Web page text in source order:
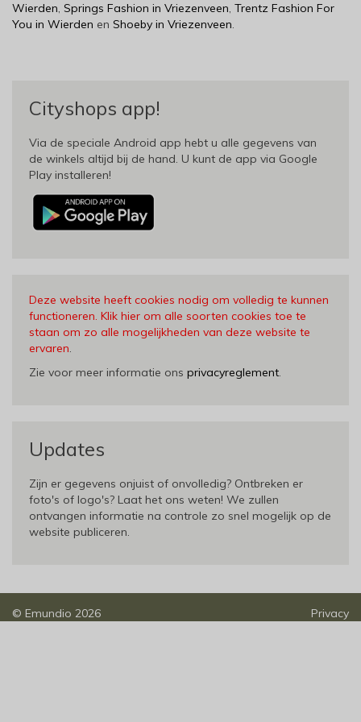
Wierden, Springs Fashion in Vriezenveen, Trentz Fashion For
You in Wierden en Shoeby in Vriezenveen.
Cityshops app!
Via de speciale Android app hebt u alle gegevens van
de winkels altijd bij de hand. U kunt de app via Google
Play installeren!
Deze website heeft cookies nodig om volledig te kunnen
functioneren. Klik hier om alle soorten cookies toe te
staan om zo alle mogelijkheden van deze website te
ervaren
Zie voor meer informatie ons privacyreglement
Updates
Zijn er gegevens onjuist of onvolledig? Ontbreken er
foto's of logo's? Laat het ons weten! We zullen
ontvangen informatie na controle zo snel mogelijk op de
website publiceren.
© Emundio 2026 Privacy